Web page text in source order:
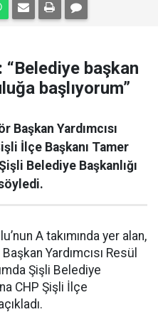
“Belediye başkan
başlıyorum”
Yardımcısı
İlçe Başkanı Tamer
Belediye Başkanlığı
A takımında yer alan,
Yardımcısı Resül
Şişli Belediye
CHP Şişli İlçe